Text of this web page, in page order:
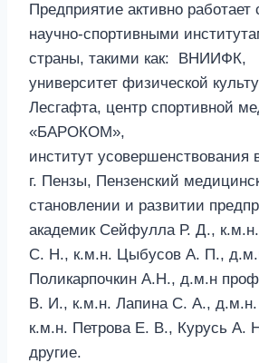
Предприятие активно
научно-спортивными
страны, такими как: ВНИИФК,
университет физической
Лесгафта, центр спортивной
«БАРОКОМ»,
институт усовершенствования
г. Пензы, Пензенский
становлении и развитии
академик Сейфулла Р. Д., к.м.н.
С. Н., к.м.н. Цыбусов А. П.,
Поликарпочкин А.Н., д.м.н
В. И., к.м.н. Лапина С. А., д.м.н.
к.м.н. Петрова Е. В., Курусь А.
другие.